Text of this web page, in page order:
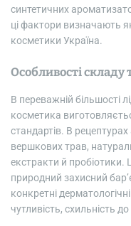
синтетичних
ці фактори визначають
косметики Україна.
Особливості складу
В переважній більшості
косметика
стандартів. В
вершкових трав,
екстракти й пробіотики.
природний захисний
конкретні
чутливість, схильність